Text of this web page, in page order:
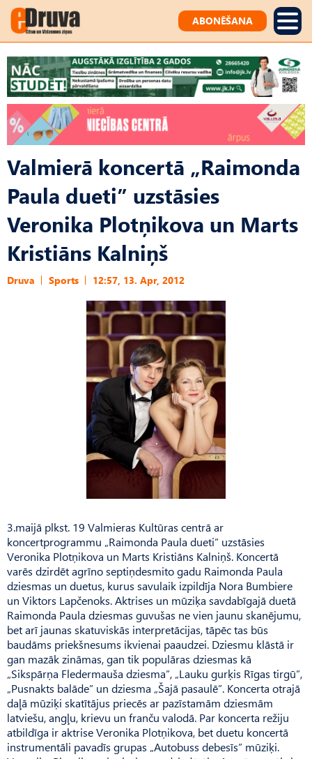
ABONĒŠANA
Valmierā koncertā „Raimonda
Paula dueti” uzstāsies
Veronika Plotņikova un Marts
Kristiāns Kalniņš
Druva Sports 12:57, 13. Apr, 2012
3.maijā plkst. 19 Valmieras Kultūras centrā ar
koncertprogrammu „Raimonda Paula dueti” uzstāsies
Veronika Plotņikova un Marts Kristiāns Kalniņš. Koncertā
varēs dzirdēt agrīno septiņdesmito gadu Raimonda Paula
dziesmas un duetus, kurus savulaik izpildīja Nora Bumbiere
un Viktors Lapčenoks. Aktrises un mūziķa savdabīgajā duetā
Raimonda Paula dziesmas guvušas ne vien jaunu skanējumu,
bet arī jaunas skatuviskās interpretācijas, tāpēc tas būs
baudāms priekšnesums ikvienai paaudzei. Dziesmu klāstā ir
gan mazāk zināmas, gan tik populāras dziesmas kā
„Sikspārņa Fledermauša dziesma”, „Lauku gurķis Rīgas tirgū”,
„Pusnakts balāde” un dziesma „Šajā pasaulē”. Koncerta otrajā
daļā mūziķi skatītājus priecēs ar pazīstamām dziesmām
latviešu, angļu, krievu un franču valodā. Par koncerta režiju
atbildīga ir aktrise Veronika Plotņikova, bet duetu koncertā
instrumentāli pavadīs grupas „Autobuss debesīs” mūziķi.